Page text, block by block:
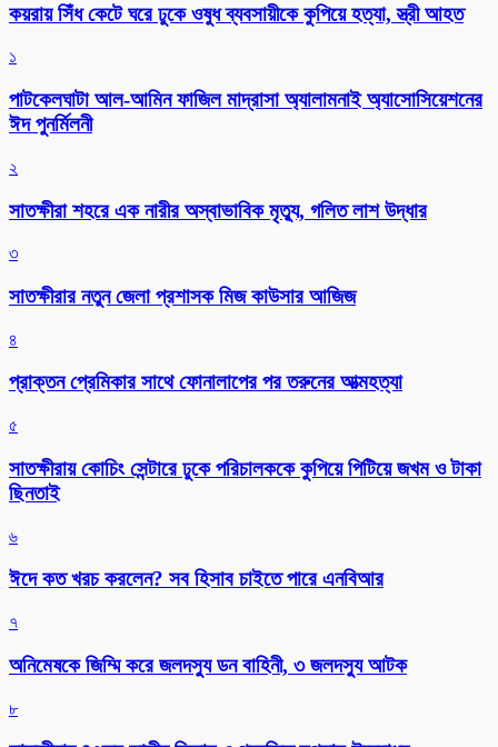
কয়রায় সিঁধ কেটে ঘরে ঢুকে ওষুধ ব্যবসায়ীকে কুপিয়ে হত্যা, স্ত্রী আহত
১
পাটকেলঘাটা আল-আমিন ফাজিল মাদ্রাসা অ্যালামনাই অ্যাসোসিয়েশনের
ঈদ পুনর্মিলনী
২
সাতক্ষীরা শহরে এক নারীর অস্বাভাবিক মৃত্যু, গলিত লাশ উদ্ধার
৩
সাতক্ষীরার নতুন জেলা প্রশাসক মিজ কাউসার আজিজ
৪
প্রাক্তন প্রেমিকার সাথে ফোনালাপের পর তরুনের আত্মহত্যা
৫
সাতক্ষীরায় কোচিং সেন্টারে ঢুকে পরিচালককে কুপিয়ে পিটিয়ে জখম ও টাকা
ছিনতাই
৬
ঈদে কত খরচ করলেন? সব হিসাব চাইতে পারে এনবিআর
৭
অনিমেষকে জিম্মি করে জলদস্যু ডন বাহিনী, ৩ জলদস্যু আটক
৮